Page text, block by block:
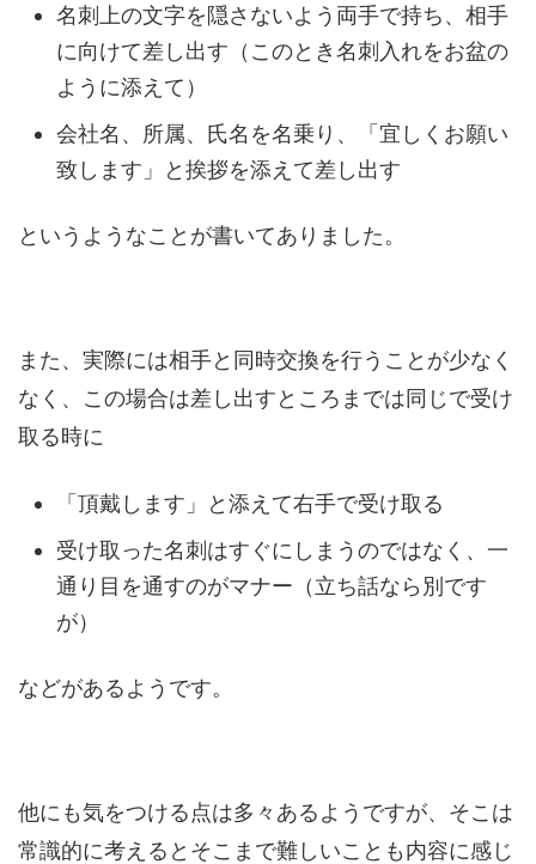
名刺上の文字を隠さないよう両手で持ち、相手
に向けて差し出す（このとき名刺入れをお盆の
ように添えて）
会社名、所属、氏名を名乗り、「宜しくお願い
致します」と挨拶を添えて差し出す
というようなことが書いてありました。
また、実際には相手と同時交換を行うことが少なく
なく、この場合は差し出すところまでは同じで受け
取る時に
「頂戴します」と添えて右手で受け取る
受け取った名刺はすぐにしまうのではなく、一
通り目を通すのがマナー（立ち話なら別です
が）
などがあるようです。
他にも気をつける点は多々あるようですが、そこは
常識的に考えるとそこまで難しいことも内容に感じ